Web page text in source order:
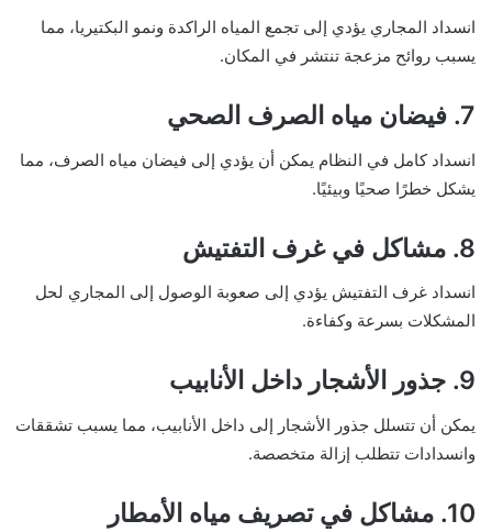
انسداد المجاري يؤدي إلى تجمع المياه الراكدة ونمو البكتيريا، مما
يسبب روائح مزعجة تنتشر في المكان.
7. فيضان مياه الصرف الصحي
انسداد كامل في النظام يمكن أن يؤدي إلى فيضان مياه الصرف، مما
يشكل خطرًا صحيًا وبيئيًا.
8. مشاكل في غرف التفتيش
انسداد غرف التفتيش يؤدي إلى صعوبة الوصول إلى المجاري لحل
المشكلات بسرعة وكفاءة.
9. جذور الأشجار داخل الأنابيب
يمكن أن تتسلل جذور الأشجار إلى داخل الأنابيب، مما يسبب تشققات
وانسدادات تتطلب إزالة متخصصة.
10. مشاكل في تصريف مياه الأمطار